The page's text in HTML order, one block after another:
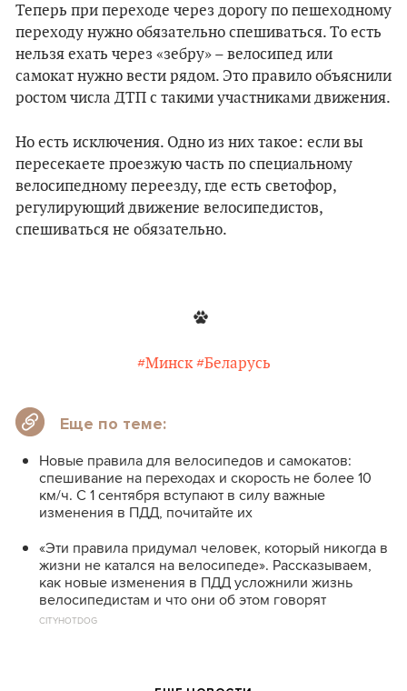
Теперь при переходе через дорогу по пешеходному
переходу нужно обязательно спешиваться. То есть
нельзя ехать через «зебру» – велосипед или
самокат нужно вести рядом. Это правило объяснили
ростом числа ДТП с такими участниками движения.
Но есть исключения. Одно из них такое: если вы
пересекаете проезжую часть по специальному
велосипедному переезду, где есть светофор,
регулирующий движение велосипедистов,
спешиваться не обязательно.
#Минск #Беларусь
Еще по теме:
Новые правила для велосипедов и самокатов:
спешивание на переходах и скорость не более 10
км/ч. С 1 сентября вступают в силу важные
изменения в ПДД, почитайте их
«Эти правила придумал человек, который никогда в
жизни не катался на велосипеде». Рассказываем,
как новые изменения в ПДД усложнили жизнь
велосипедистам и что они об этом говорят
CITYHOTDOG